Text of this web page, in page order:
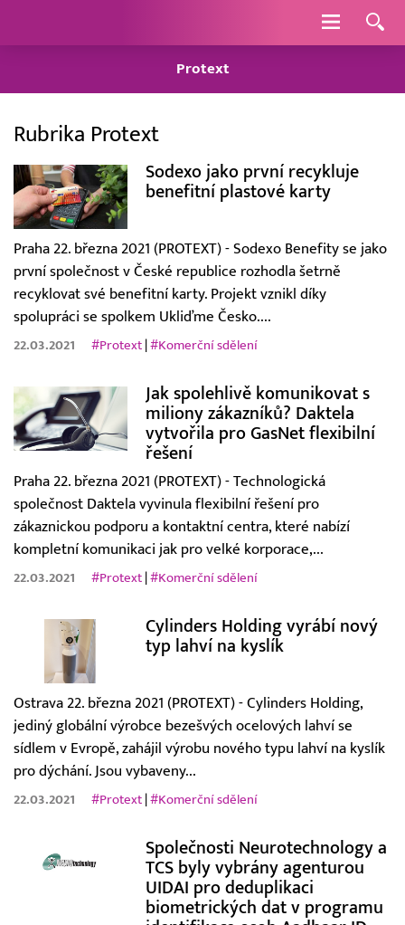
Navigace
Protext
Rubrika Protext
Sodexo jako první recykluje
benefitní plastové karty
Praha 22. března 2021 (PROTEXT) - Sodexo Benefity se jako
první společnost v České republice rozhodla šetrně
recyklovat své benefitní karty. Projekt vznikl díky
spolupráci se spolkem Ukliďme Česko....
22.03.2021 #Protext| #Komerční sdělení
Jak spolehlivě komunikovat s
miliony zákazníků? Daktela
vytvořila pro GasNet flexibilní
řešení
Praha 22. března 2021 (PROTEXT) - Technologická
společnost Daktela vyvinula flexibilní řešení pro
zákaznickou podporu a kontaktní centra, které nabízí
kompletní komunikaci jak pro velké korporace,...
22.03.2021 #Protext| #Komerční sdělení
Cylinders Holding vyrábí nový
typ lahví na kyslík
Ostrava 22. března 2021 (PROTEXT) - Cylinders Holding,
jediný globální výrobce bezešvých ocelových lahví se
sídlem v Evropě, zahájil výrobu nového typu lahví na kyslík
pro dýchání. Jsou vybaveny...
22.03.2021 #Protext| #Komerční sdělení
Společnosti Neurotechnology a
TCS byly vybrány agenturou
UIDAI pro deduplikaci
biometrických dat v programu